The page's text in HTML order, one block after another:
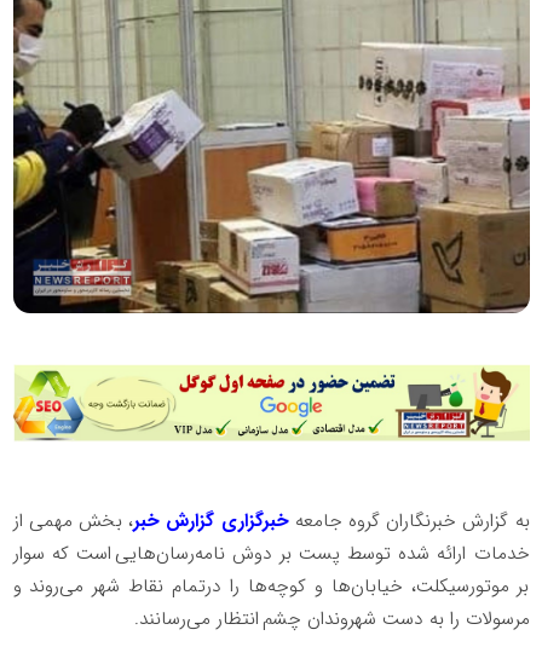
به گزارش خبرنگاران گروه جامعهخبرگزاری گزارش خبر، بخش مهمی از
خدمات ارائه شده توسط پست بر دوش نامه‌رسان‌هایی است که سوار
بر موتورسیکلت، خیابان‌ها و کوچه‌ها را درتمام نقاط شهر می‌روند و
مرسولات را به دست شهروندان چشم انتظار می‌رسانند.